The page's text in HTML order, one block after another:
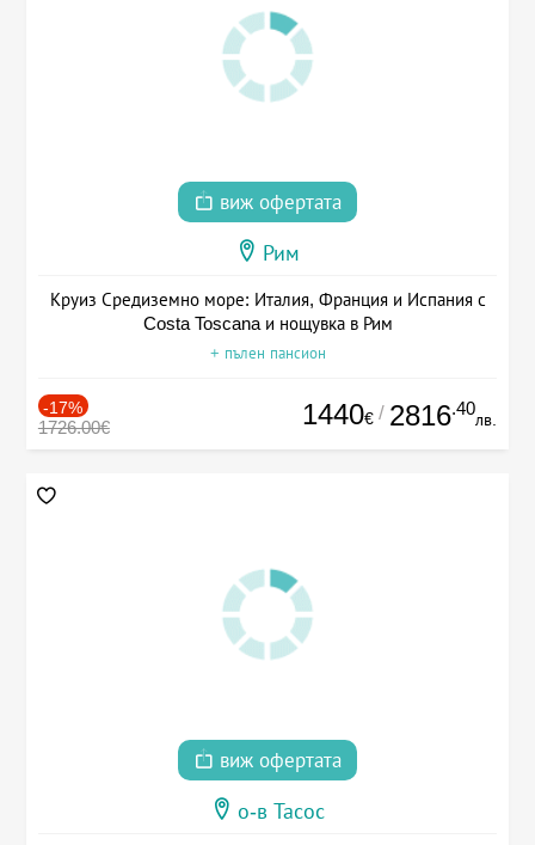
виж офертата
Рим
Круиз Средиземно море: Италия, Франция и Испания с
Costa Toscana и нощувка в Рим
+ пълен пансион
-17%
1726.00€ 1440€ / 2816.40
лв.
виж офертата
о-в Тасос